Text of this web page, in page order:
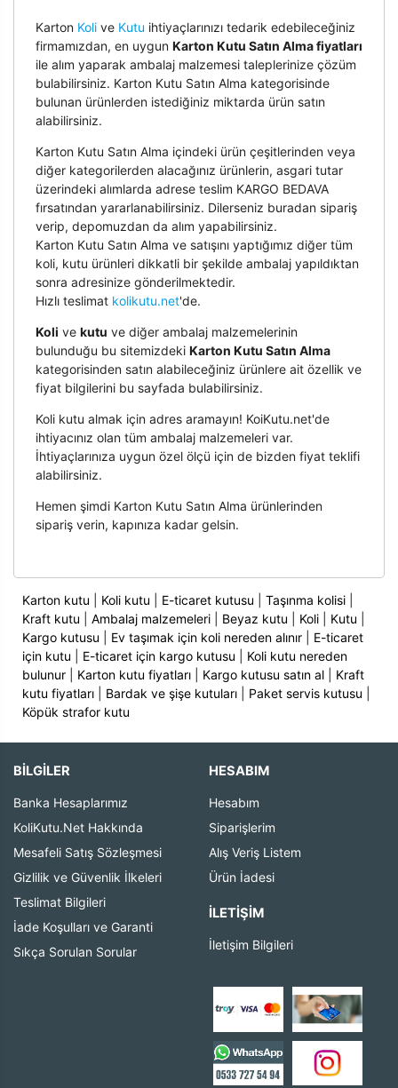
Karton Kolive Kutu ihtiyaçlarınızı tedarik edebileceğiniz
firmamızdan, en uygun Karton Kutu Satın Alma fiyatları
ile alım yaparak ambalaj malzemesi taleplerinize çözüm
bulabilirsiniz. Karton Kutu Satın Alma kategorisinde
bulunan ürünlerden istediğiniz miktarda ürün satın
alabilirsiniz.
Karton Kutu Satın Alma içindeki ürün çeşitlerinden veya
diğer kategorilerden alacağınız ürünlerin, asgari tutar
üzerindeki alımlarda adrese teslim KARGO BEDAVA
fırsatından yararlanabilirsiniz. Dilerseniz buradan sipariş
verip, depomuzdan da alım yapabilirsiniz.
Karton Kutu Satın Alma ve satışını yaptığımız diğer tüm
koli, kutu ürünleri dikkatli bir şekilde ambalaj yapıldıktan
sonra adresinize gönderilmektedir.
Hızlı teslimat kolikutu.net'de.
Koli ve kutu ve diğer ambalaj malzemelerinin
bulunduğu bu sitemizdeki Karton Kutu Satın Alma
kategorisinden satın alabileceğiniz ürünlere ait özellik ve
fiyat bilgilerini bu sayfada bulabilirsiniz.
Koli kutu almak için adres aramayın! KoiKutu.net'de
ihtiyacınız olan tüm ambalaj malzemeleri var.
İhtiyaçlarınıza uygun özel ölçü için de bizden fiyat teklifi
alabilirsiniz.
Hemen şimdi Karton Kutu Satın Alma ürünlerinden
sipariş verin, kapınıza kadar gelsin.
Karton kutu Koli kutu E-ticaret kutusu Taşınma kolisi|
Kraft kutu
Ambalaj malzemeleri| Beyaz kutu Koli| Kutu
Kargo kutusu
Ev taşımak için koli nereden alınır| E-ticaret
için kutu
E-ticaret için kargo kutusu
Koli kutu nereden
bulunur| Karton kutu fiyatları| Kargo kutusu satın al| Kraft
kutu fiyatları| Bardak ve şişe kutuları| Paket servis kutusu
Köpük strafor kutu
BİLGİLER
Banka Hesaplarımız
KoliKutu.Net Hakkında
Mesafeli Satış Sözleşmesi
Gizlilik ve Güvenlik İlkeleri
Teslimat Bilgileri
İade Koşulları ve Garanti
Sıkça Sorulan Sorular
HESABIM
Hesabım
Siparişlerim
Alış Veriş Listem
Ürün İadesi
İLETIŞIM
İletişim Bilgileri